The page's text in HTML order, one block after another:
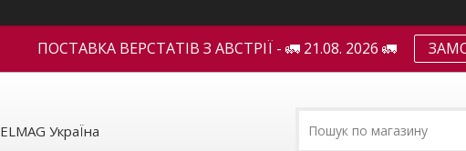
ПОСТАВКА ВЕРСТАТІВ З АВСТРІЇ - 🚛 21.08. 2026 🚛
ELMAG УкраЇна